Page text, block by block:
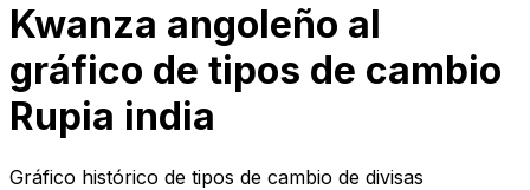
Kwanza angoleño al
gráfico de tipos de cambio
Rupia india
Gráfico histórico de tipos de cambio de divisas